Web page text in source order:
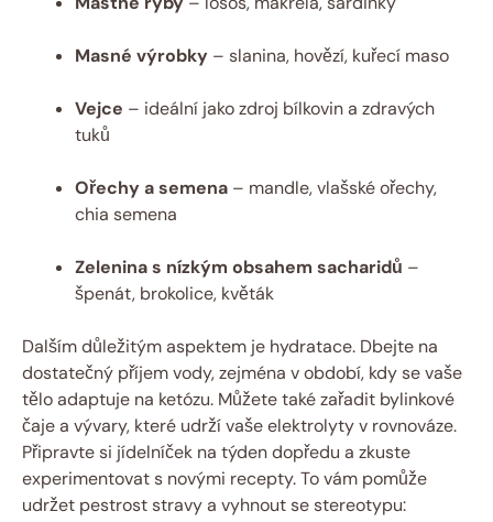
Masné výrobky – slanina, hovězí, kuřecí maso
Vejce – ideální jako zdroj bílkovin a zdravých
tuků
Ořechy a semena – mandle, vlašské ořechy,
chia semena
Zelenina s nízkým obsahem sacharidů –
špenát, brokolice, květák
Dalším důležitým aspektem je hydratace. Dbejte na
dostatečný příjem vody, zejména v období, kdy se vaše
tělo adaptuje na ketózu. Můžete také zařadit bylinkové
čaje a vývary, které udrží vaše elektrolyty v rovnováze.
Připravte si jídelníček na týden dopředu a zkuste
experimentovat s novými recepty. To vám pomůže
udržet pestrost stravy a vyhnout se stereotypu: